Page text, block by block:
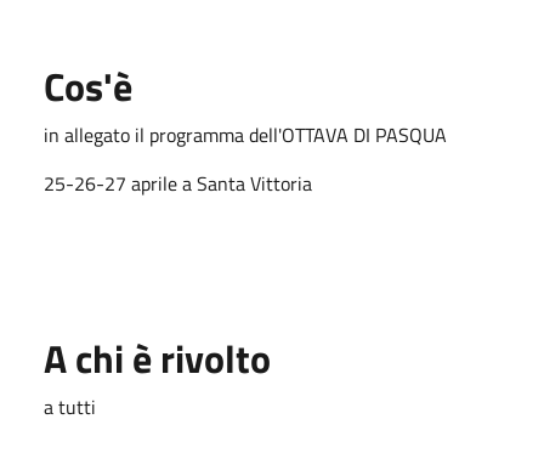
Cos'è
in allegato il programma dell'OTTAVA DI PASQUA
25-26-27 aprile a Santa Vittoria
A chi è rivolto
a tutti